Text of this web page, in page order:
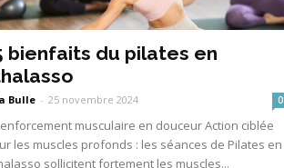
bienfaits du pilates en
Bulle - 25 novembre 2024 0
musculaire en douceur Action ciblée
les muscles profonds : les séances de Pilates en
sollicitent fortement les muscles...